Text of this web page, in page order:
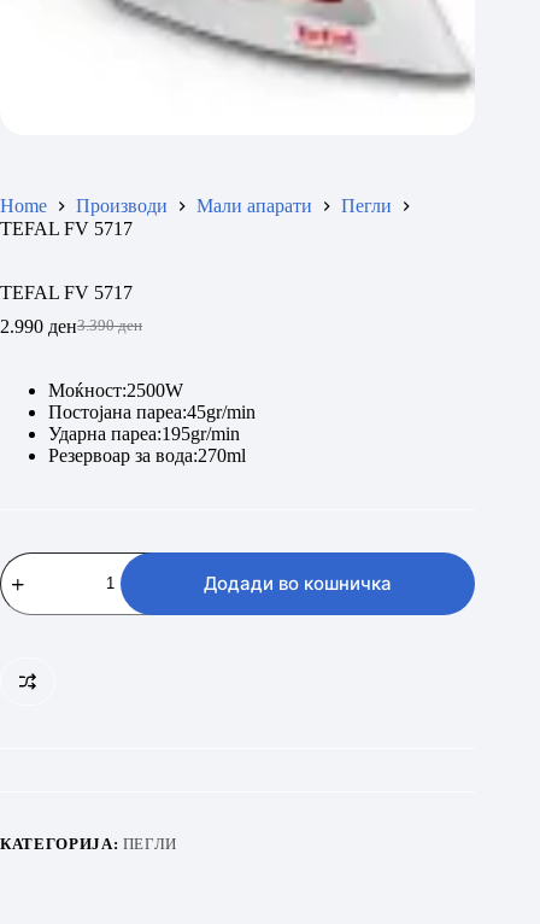
Home Производи Мали апарати
Пегли
TEFAL FV 5717
TEFAL FV 5717
3.390ден
Original
was:
3.390 ден.
2.990 денCurrent
is:
2.990 ден.
Моќност:2500W
Постојана пареа:45gr/min
Ударна пареа:195gr/min
Резервоар за вода:270ml
TEFAL
FV
5717
Додади во кошничка
КАТЕГОРИЈА: ПЕГЛИ